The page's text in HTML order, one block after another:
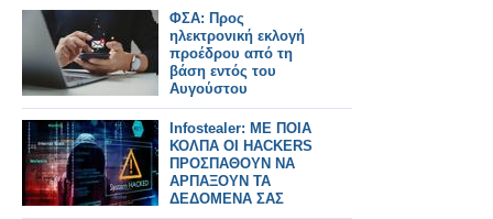
ΦΣΑ: Προς
ηλεκτρονική εκλογή
προέδρου από τη
βάση εντός του
Αυγούστου
Infostealer: ΜΕ ΠΟΙΑ
ΚΟΛΠΑ ΟΙ HACKERS
ΠΡΟΣΠΑΘΟΥΝ ΝΑ
ΑΡΠΑΞΟΥΝ ΤΑ
ΔΕΔΟΜΕΝΑ ΣΑΣ